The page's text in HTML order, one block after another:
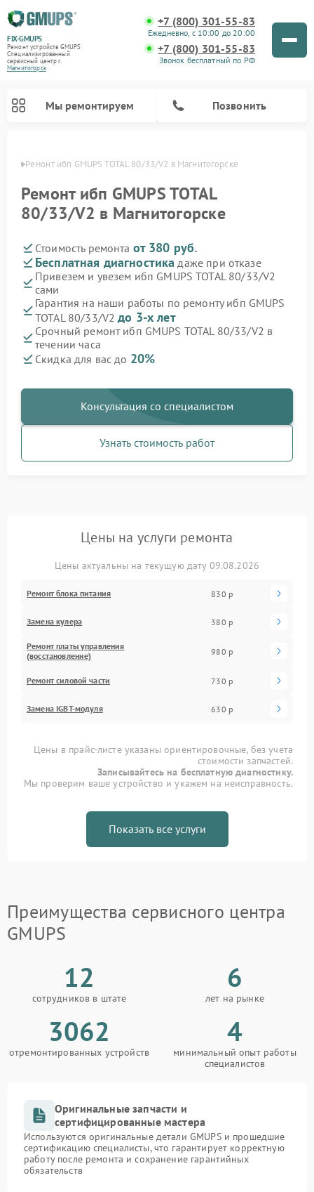
FIX-GMUPS
Ремонт устройств GMUPS
Специализированный
cервисный центр г.
Магнитогорск
+7 (800) 301-55-83
Ежедневно, с 10:00 до 20:00
+7 (800) 301-55-83
Звонок бесплатный по РФ
Мы ремонтируем Позвонить
Ремонт ибп GMUPS TOTAL 80/33/V2 в Магнитогорске
Ремонт ибп GMUPS TOTAL
80/33/V2 в Магнитогорске
Стоимость ремонта от 380 руб.
Бесплатная диагностика даже при отказе
Привезем и увезем ибп GMUPS TOTAL 80/33/V2
сами
Гарантия на наши работы по ремонту ибп GMUPS
TOTAL 80/33/V2до 3-х лет
Срочный ремонт ибп GMUPS TOTAL 80/33/V2 в
течении часа
Скидка для вас до 20%
Консультация со специалистом
Узнать стоимость работ
Цены на услуги ремонта
Цены актуальны на текущую дату 09.08.2026
Ремонт блока питания 830 р
Замена кулера 380 р
Ремонт платы управления
(восстановление)
980 р
Ремонт силовой части 730 р
Замена IGBT-модуля 630 р
Цены в прайс-листе указаны ориентировочные, без учета
стоимости запчастей.
Записывайтесь на бесплатную диагностику.
Мы проверим ваше устройство и укажем на неисправность.
Показать все услуги
Преимущества сервисного центра
GMUPS
12
сотрудников в штате
6
лет на рынке
3062
отремонтированных устройств
4
минимальный опыт работы
специалистов
Оригинальные запчасти и
сертифицированные мастера
Используются оригинальные детали GMUPS и прошедшие
сертификацию специалисты, что гарантирует корректную
работу после ремонта и сохранение гарантийных
обязательств